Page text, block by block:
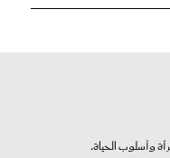
وأسلوب الحياة.